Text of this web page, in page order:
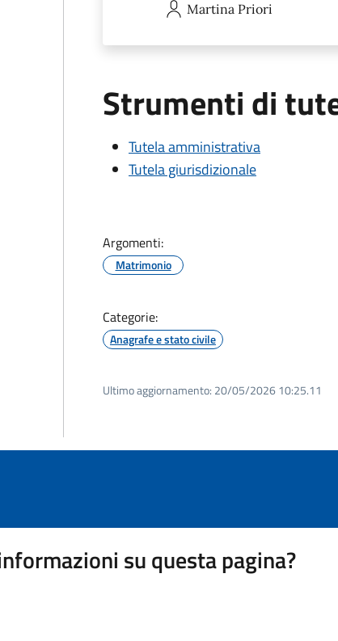
Martina Priori
Strumenti di
Tutela amministrativa
Tutela giurisdizionale
Argomenti:
Matrimonio
Categorie:
Anagrafe e stato civile
Ultimo aggiornamento: 20/05/2026 10:25.11
su questa pagina?